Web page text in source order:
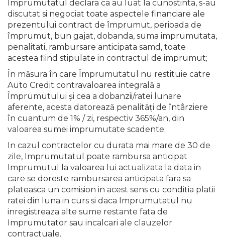
Imprumutatul declara ca au luat la cunostinta, s-au
discutat si negociat toate aspectele financiare ale
prezentului contract de împrumut, perioada de
împrumut, bun gajat, dobanda, suma imprumutata,
penalitati, rambursare anticipata samd, toate
acestea fiind stipulate in contractul de imprumut;
În măsura în care Împrumutatul nu restituie catre
Auto Credit contravaloarea integrală a
Împrumutului şi cea a dobanzii/ratei lunare
aferente, acesta datorează penalităţi de întârziere
în cuantum de 1% / zi, respectiv 365%/an, din
valoarea sumei imprumutate scadente;
In cazul contractelor cu durata mai mare de 30 de
zile, Imprumutatul poate rambursa anticipat
Imprumutul la valoarea lui actualizata la data in
care se doreste rambursarea anticipata fara sa
plateasca un comision in acest sens cu conditia platii
ratei din luna in curs si daca Imprumutatul nu
inregistreaza alte sume restante fata de
Imprumutator sau incalcari ale clauzelor
contractuale.